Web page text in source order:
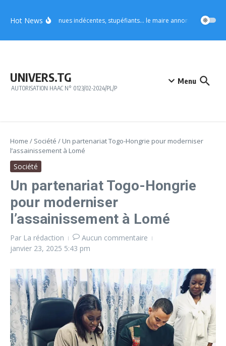
Hot NewsVo4 : tenues indécentes, stupéfiants… le maire annonce des
UNIVERS.TG
AUTORISATION HAAC N° 0123/02-2024/PL/P
Menu
Home / Société / Un partenariat Togo-Hongrie pour moderniser
l’assainissement à Lomé
Société
Un partenariat Togo-Hongrie
pour moderniser
l’assainissement à Lomé
Par La rédaction
Aucun commentaire
janvier 23, 2025 5:43 pm